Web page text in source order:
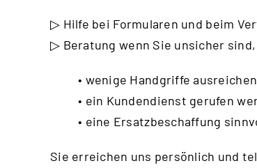
▷ Hilfe bei Formularen und beim
▷ Beratung wenn Sie unsicher
• wenige Handgriffe
• ein Kundendienst gerufen
• eine Ersatzbeschaffung
Sie erreichen uns persönlich und